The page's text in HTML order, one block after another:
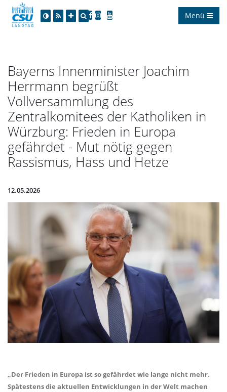
Menü
Bayerns Innenminister Joachim
Herrmann begrüßt
Vollversammlung des
Zentralkomitees der Katholiken in
Würzburg: Frieden in Europa
gefährdet - Mut nötig gegen
Rassismus, Hass und Hetze
12.05.2026
Der Frieden in Europa ist so gefährdet wie lange nicht mehr.
Spätestens die aktuellen Entwicklungen in der Welt machen